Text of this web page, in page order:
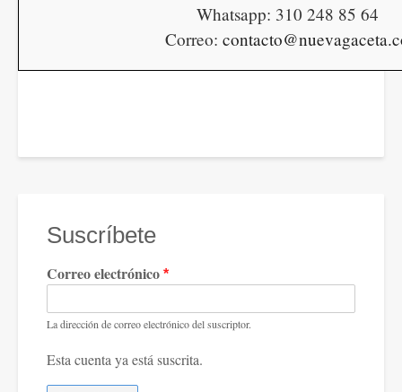
Whatsapp: 310 248 85 64
Correo:
Suscríbete
Correo electrónico
La dirección de correo electrónico del suscriptor.
Esta cuenta ya está suscrita.